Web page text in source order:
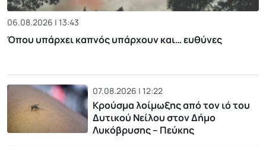
06.08.2026 | 13:43
Όπου υπάρχει καπνός υπάρχουν και… ευθύνες
07.08.2026 | 12:22
Κρούσμα λοίμωξης από τον ιό του
Δυτικού Νείλου στον Δήμο
Λυκόβρυσης – Πεύκης